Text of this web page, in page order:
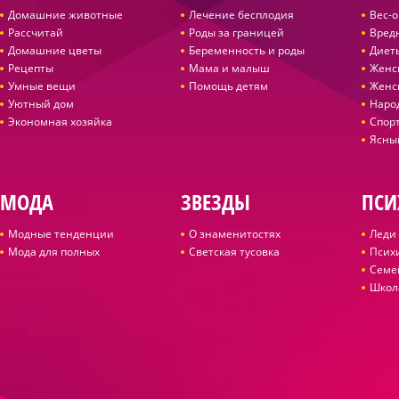
Домашние животные
Рассчитай
Домашние цветы
Рецепты
Умные вещи
Уютный дом
Экономная хозяйка
Лечение бесплодия
Роды за границей
Беременность и роды
Мама и малыш
Помощь детям
Вес-
МОДА
Модные тенденции
Мода для полных
ЗВЕЗДЫ
О знаменитостях
Светская тусовка
Леди